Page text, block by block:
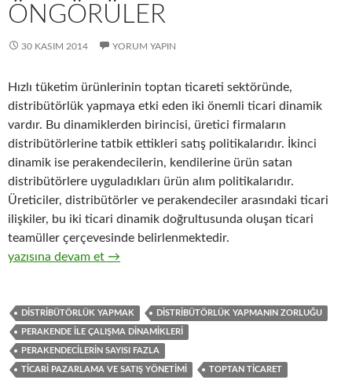
ÖNGÖRÜLER
30 KASIM 2014 YORUM YAPIN
Hızlı tüketim ürünlerinin toptan ticareti sektöründe,
distribütörlük yapmaya etki eden iki önemli ticari dinamik
vardır. Bu dinamiklerden birincisi, üretici firmaların
distribütörlerine tatbik ettikleri satış politikalarıdır. İkinci
dinamik ise perakendecilerin, kendilerine ürün satan
distribütörlere uyguladıkları ürün alım politikalarıdır.
Üreticiler, distribütörler ve perakendeciler arasındaki ticari
ilişkiler, bu iki ticari dinamik doğrultusunda oluşan ticari
teamüller çerçevesinde belirlenmektedir.
20-Hızlı tüketim ürünleri distribütörlüğü yapan toptan ticaret
yazısına devam et →
DISTRIBÜTÖRLÜK YAPMAK DISTRIBÜTÖRLÜK YAPMANIN ZORLUĞU
PERAKENDE ILE ÇALIŞMA DINAMIKLERI
PERAKENDECILERIN SAYISI FAZLA
TICARI PAZARLAMA VE SATIŞ YÖNETIMI TOPTAN TICARET